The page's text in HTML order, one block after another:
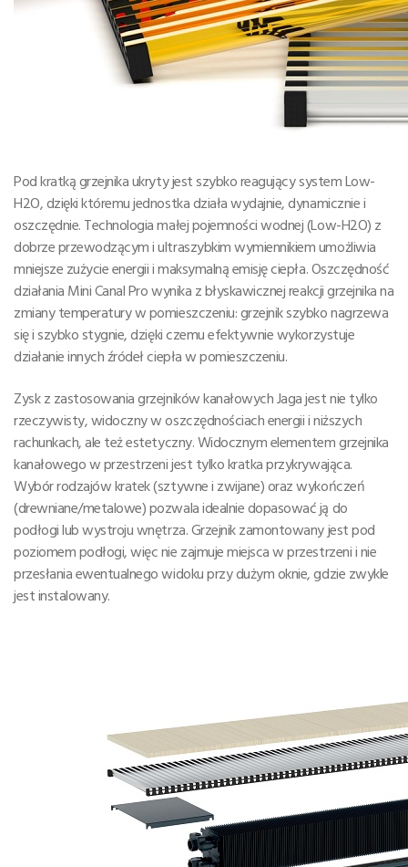
Pod kratką grzejnika ukryty jest szybko reagujący system Low-
H2O, dzięki któremu jednostka działa wydajnie, dynamicznie i
oszczędnie. Technologia małej pojemności wodnej (Low-H2O) z
dobrze przewodzącym i ultraszybkim wymiennikiem umożliwia
mniejsze zużycie energii i maksymalną emisję ciepła. Oszczędność
działania Mini Canal Pro wynika z błyskawicznej reakcji grzejnika na
zmiany temperatury w pomieszczeniu: grzejnik szybko nagrzewa
się i szybko stygnie, dzięki czemu efektywnie wykorzystuje
działanie innych źródeł ciepła w pomieszczeniu.
Zysk z zastosowania grzejników kanałowych Jaga jest nie tylko
rzeczywisty, widoczny w oszczędnościach energii i niższych
rachunkach, ale też estetyczny. Widocznym elementem grzejnika
kanałowego w przestrzeni jest tylko kratka przykrywająca.
Wybór rodzajów kratek (sztywne i zwijane) oraz wykończeń
(drewniane/metalowe) pozwala idealnie dopasować ją do
podłogi lub wystroju wnętrza. Grzejnik zamontowany jest pod
poziomem podłogi, więc nie zajmuje miejsca w przestrzeni i nie
przesłania ewentualnego widoku przy dużym oknie, gdzie zwykle
jest instalowany.